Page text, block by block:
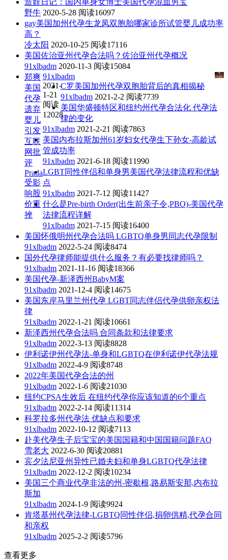
野牛 2020-5-28 阅读16097
gay美国加州代孕生龙凤双胞胎哪家诊所试管婴儿成功率
高？
冷太阳 2020-10-25 阅读17116
美国佐治亚州代孕合法吗？佐治亚州代孕概况
91xlbadm 2020-11-3 阅读15084
郑爽
美国
代孕
遗弃
婴儿
引发
互联
网批
评
Prada
受影
响股
价重
挫
91xlbadm
2021-
1-21
阅读
12028
C罗美国加州代孕双胞胎背后的真相揭秘
91xlbadm 2021-2-2 阅读7739
美国华盛顿特区和纽约州代孕合法化 代孕法
律的变化
91xlbadm 2021-2-21 阅读7863
美国内布拉斯加州61岁妇女代孕生下孙女-高龄试
管成功率
91xlbadm 2021-6-18 阅读11990
LGBT同性伴侣和单身男美国代孕法律流程和优缺
点
91xlbadm 2021-7-12 阅读11427
什么是Pre-birth Order(出生前亲子令,PBO)-美国代孕
法律流程详解
91xlbadm 2021-7-15 阅读16400
美国怀俄明州代孕合法吗 LGBTQ单身男同志代孕限制
91xlbadm 2022-5-24 阅读8474
国外代孕律师能提供什么服务？有必要找律师吗？
91xlbadm 2021-11-16 阅读18366
美国代孕-新泽西州BabyM案
91xlbadm 2021-12-4 阅读14675
美国东岸马里兰州代孕 LGBT同志伴侣代孕供卵亲权法
律
91xlbadm 2022-1-21 阅读10661
新泽西州代孕合法吗 合同条款和法律要求
91xlbadm 2022-3-13 阅读8828
伊利诺伊州代孕法-单身和LGBTQ在伊利诺伊代孕法规
91xlbadm 2022-4-9 阅读8748
2022年美国代孕合法的州
91xlbadm 2022-1-6 阅读21030
纽约CPSA生效后 在纽约代孕你应该知道的6个重点
91xlbadm 2022-2-14 阅读11314
科罗拉多州代孕法 优缺点和要求
91xlbadm 2022-10-12 阅读7113
赴美代孕生子后宝宝的美国国籍和中国国籍问题FAQ
雪老大 2022-6-30 阅读20881
宾夕法尼亚州异性已婚夫妇和单身LGBTQ代孕法律
91xlbadm 2022-12-2 阅读10234
美国三个商业代孕非法的州-密歇根,路易斯安那,内布拉
斯加
91xlbadm 2024-1-9 阅读9924
肯塔基州代孕法律-LGBTQ同性伴侣,捐卵供精,代孕合同
和亲权
91xlbadm 2025-2-2 阅读5796
查看更多